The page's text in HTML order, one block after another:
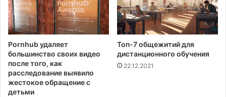
Pornhub удаляет
большинство своих видео
после того, как
расследование выявило
жестокое обращение с
детьми
Топ-7 общежитий для
дистанционного обучения
22.12.2021